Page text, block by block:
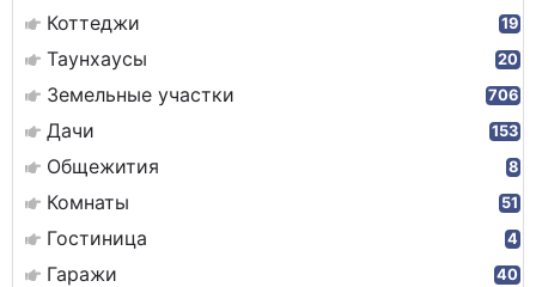
Коттеджи 19
Таунхаусы 20
Земельные участки 706
Дачи 153
Общежития 8
Комнаты 51
Гостиница 4
Гаражи 40